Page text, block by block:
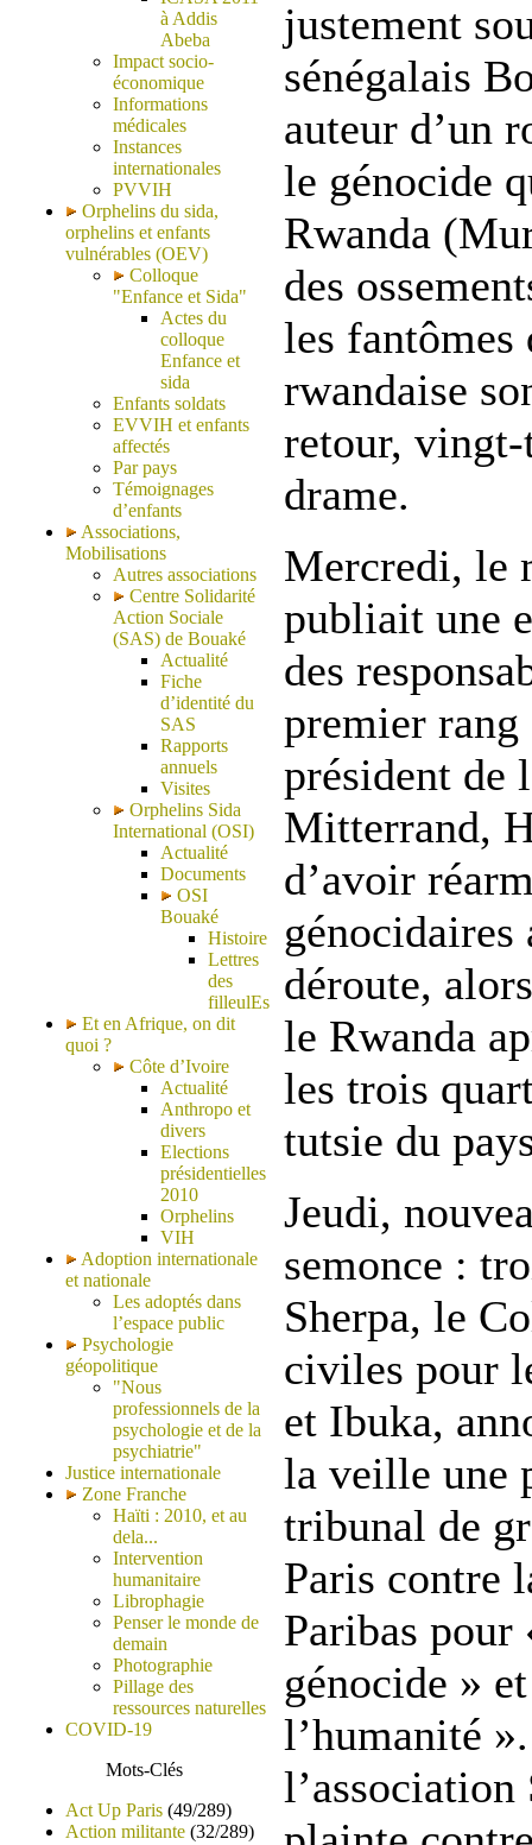
à Addis
Abeba
Impact socio-
économique
Informations
médicales
Instances
internationales
PVVIH
Orphelins du sida,
orphelins et enfants
vulnérables (OEV)
Colloque
"Enfance et Sida"
Actes du
colloque
Enfance et
sida
Enfants soldats
EVVIH et enfants
affectés
Par pays
Témoignages
d’enfants
Associations,
Mobilisations
Autres associations
Centre Solidarité
Action Sociale
(SAS) de Bouaké
Actualité
Fiche
d’identité du
SAS
Rapports
annuels
Visites
Orphelins Sida
International (OSI)
Actualité
Documents
OSI
Bouaké
Histoire
Lettres
des
filleulEs
Et en Afrique, on dit
quoi ?
Côte d’Ivoire
Actualité
Anthropo et
divers
Elections
présidentielles
2010
Orphelins
VIH
Adoption internationale
et nationale
Les adoptés dans
l’espace public
Psychologie
géopolitique
"Nous
professionnels de la
psychologie et de la
psychiatrie"
Justice internationale
Zone Franche
Haïti : 2010, et au
dela...
Intervention
humanitaire
Librophagie
Penser le monde de
demain
Photographie
Pillage des
ressources naturelles
COVID-19
Mots-Clés
Act Up Paris (49/289)
Action militante (32/289)
justement
sénégalais
auteur d’un
le génocide
Rwanda
des
les fantômes
rwandaise
retour, vingt-
drame.
Mercredi, le
publiait une
des
premier rang
président de
Mitterrand,
d’avoir
génocidaires
déroute,
le Rwanda
les trois
tutsie du
Jeudi,
semonce :
Sherpa, le
civiles pour
et Ibuka,
la veille une
tribunal de
Paris contre
Paribas
génocide »
l’humanité